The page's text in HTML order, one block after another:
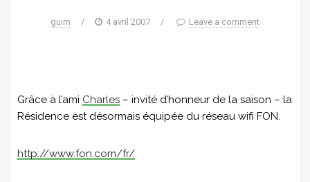
guim / 4 avril 2007 / Leave a comment
Grâce à l’ami Charles – invité d’honneur de la saison – la
Résidence est désormais équipée du réseau wifi FON.
http://www.fon.com/fr/